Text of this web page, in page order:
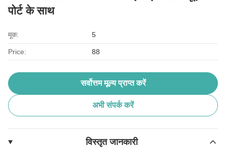
पोर्ट के साथ
मूक: 5
Price: 88
सर्वोत्तम मूल्य प्राप्त करें
अभी संपर्क करें
विस्तृत जानकारी